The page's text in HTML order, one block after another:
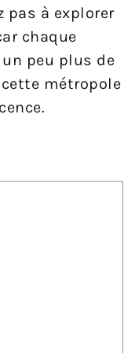
pas à explorer
chaque
peu plus de
métropole